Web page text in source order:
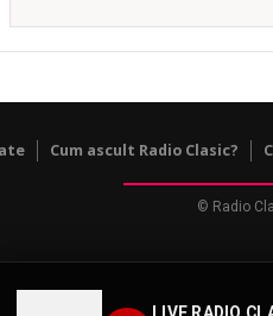
LIVE RADIO
Cum ascult Radio Clasic?
© Radio